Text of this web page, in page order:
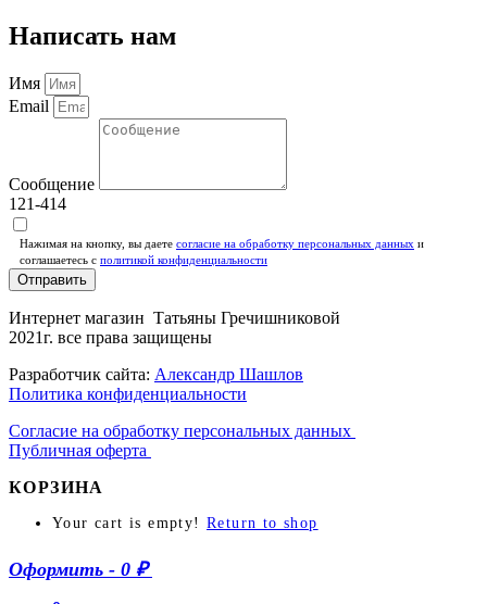
Написать нам
Имя
Email
Сообщение
121-414
Нажимая на кнопку, вы даете согласие на обработку персональных данных и
соглашаетесь c политикой конфиденциальности
Отправить
Интернет магазин Татьяны Гречишниковой
2021г. все права защищены
Разработчик сайта: Александр Шашлов
Политика конфиденциальности
Согласие на обработку персональных данных
Публичная оферта
КОРЗИНА
Your cart is empty! Return to shop
Оформить - 0 ₽